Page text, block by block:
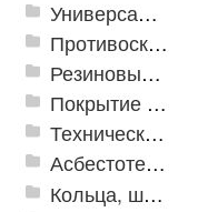
Универсальные модульные покрытия
Противоскользящая защита для лестниц, профили, ленты
Резиновые и ПВХ дорожки
Покрытие из резиновой крошки
Техническая резина
Асбестотехнические и теплоизоляционные материалы
Кольца, шайбы, манжеты